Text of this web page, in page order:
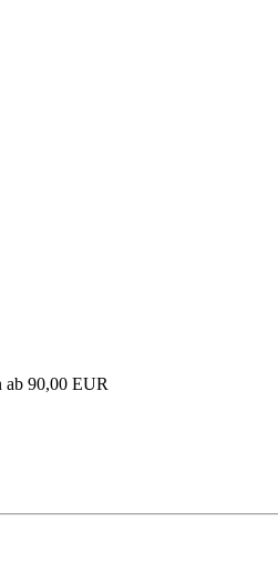
ab 90,00 EUR